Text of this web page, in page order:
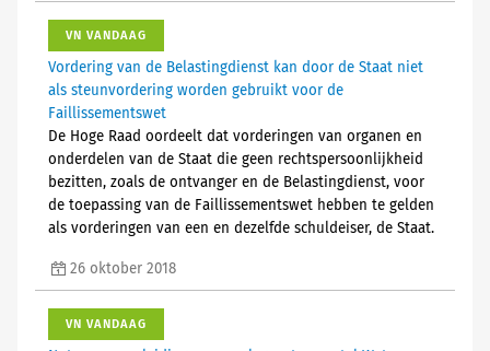
VN VANDAAG
Vordering van de Belastingdienst kan door de Staat niet
als steunvordering worden gebruikt voor de
Faillissementswet
De Hoge Raad oordeelt dat vorderingen van organen en
onderdelen van de Staat die geen rechtspersoonlijkheid
bezitten, zoals de ontvanger en de Belastingdienst, voor
de toepassing van de Faillissementswet hebben te gelden
als vorderingen van een en dezelfde schuldeiser, de Staat.
26 oktober 2018
VN VANDAAG